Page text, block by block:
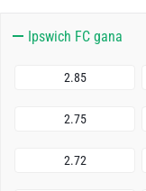
Ipswich FC gana
2.85
2.75
2.72